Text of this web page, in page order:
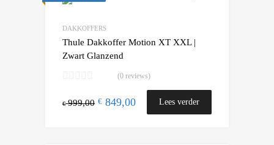
DAKKOFFERS
Thule Dakkoffer Motion XT XXL |
Zwart Glanzend
(0 reviews)
€999,00 € 849,00 Lees verder